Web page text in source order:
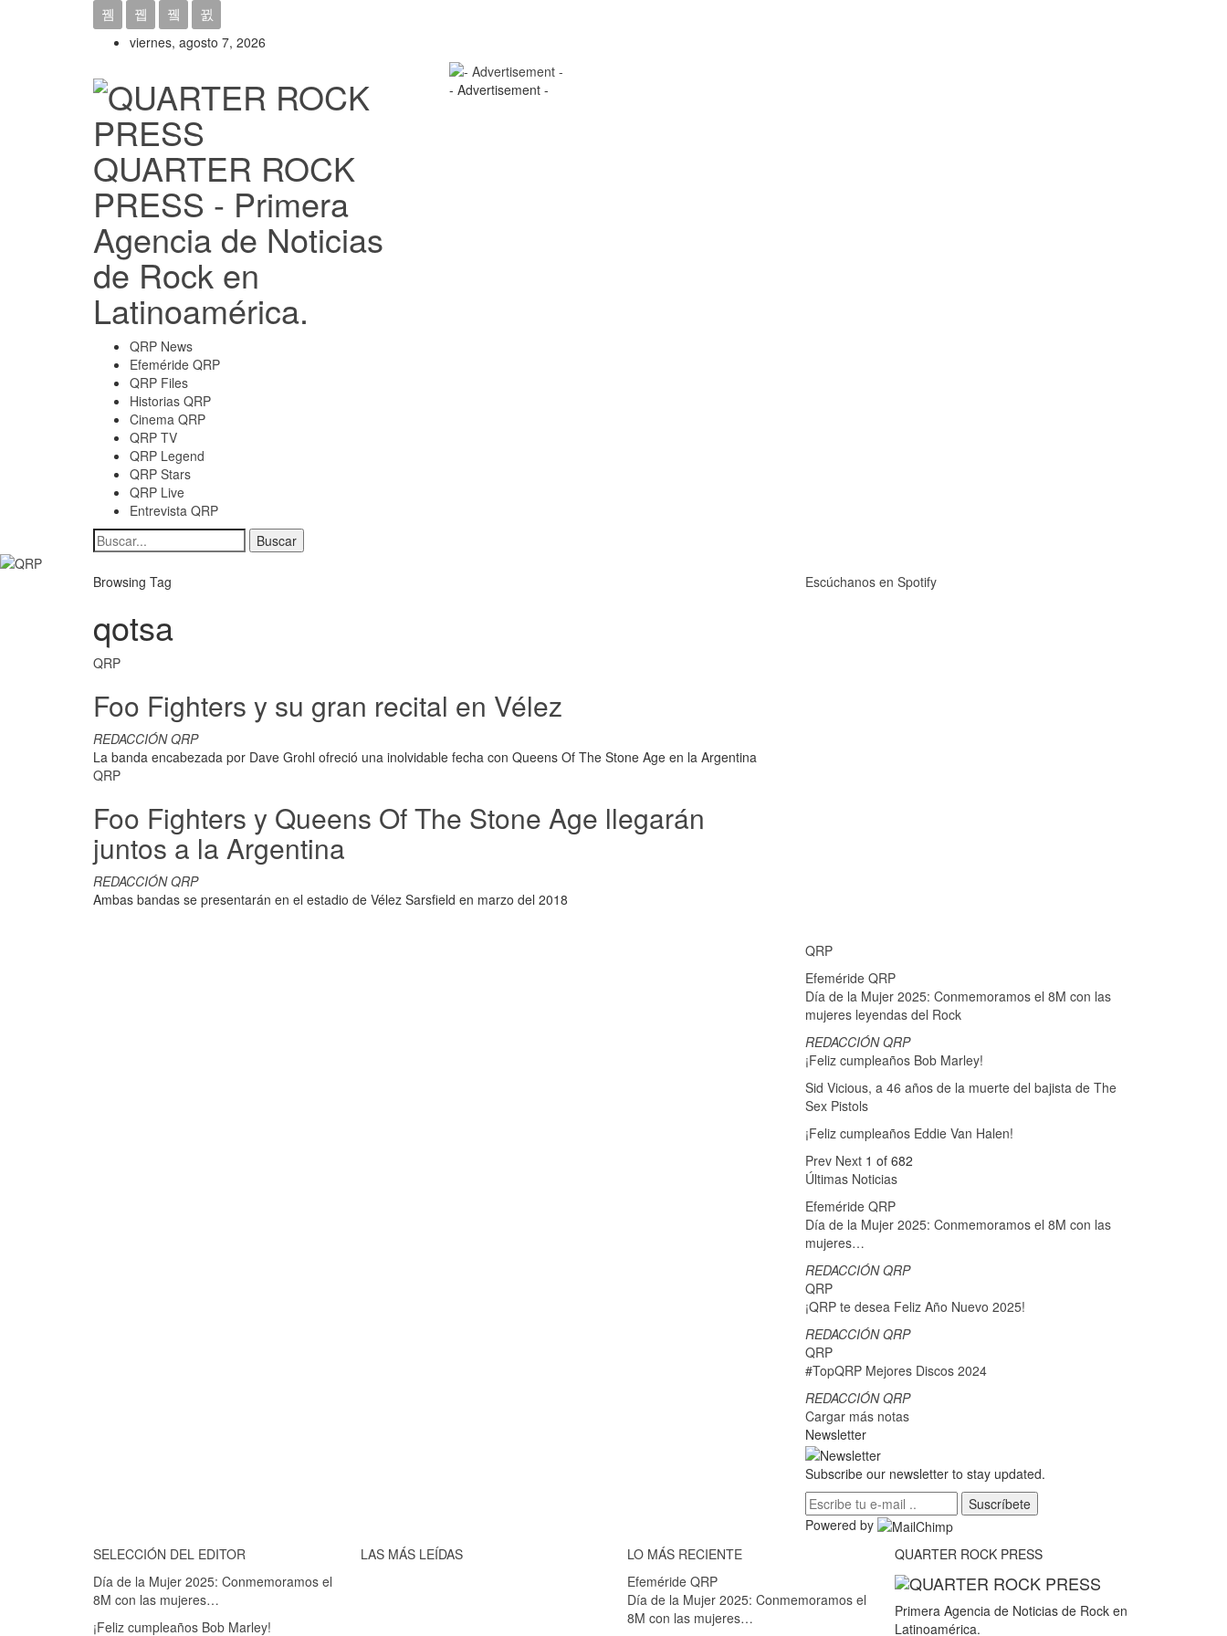
viernes, agosto 7, 2026
QUARTER ROCK
PRESS - Primera
Agencia de Noticias
de Rock en
Latinoamérica.
- Advertisement -
QRP News
Efeméride QRP
QRP Files
Historias QRP
Cinema QRP
QRP TV
QRP Legend
QRP Stars
QRP Live
Entrevista QRP
Browsing Tag
qotsa
QRP
Foo Fighters y su gran recital en Vélez
REDACCIÓN QRP
La banda encabezada por Dave Grohl ofreció una inolvidable fecha con Queens Of The Stone Age en la Argentina
QRP
Foo Fighters y Queens Of The Stone Age llegarán
juntos a la Argentina
REDACCIÓN QRP
Ambas bandas se presentarán en el estadio de Vélez Sarsfield en marzo del 2018
Escúchanos en Spotify
QRP
Efeméride QRP
Día de la Mujer 2025: Conmemoramos el 8M con las
mujeres leyendas del Rock
REDACCIÓN QRP
¡Feliz cumpleaños Bob Marley!
Sid Vicious, a 46 años de la muerte del bajista de The
Sex Pistols
¡Feliz cumpleaños Eddie Van Halen!
Prev Next 1 of 682
Últimas Noticias
Efeméride QRP
Día de la Mujer 2025: Conmemoramos el 8M con las
mujeres…
REDACCIÓN QRP
QRP
¡QRP te desea Feliz Año Nuevo 2025!
REDACCIÓN QRP
QRP
#TopQRP Mejores Discos 2024
REDACCIÓN QRP
Cargar más notas
Newsletter
Subscribe our newsletter to stay updated.
Suscríbete
Powered by
SELECCIÓN DEL EDITOR
Día de la Mujer 2025: Conmemoramos el
8M con las mujeres…
¡Feliz cumpleaños Bob Marley!
LAS MÁS LEÍDAS
LO MÁS RECIENTE
Efeméride QRP
Día de la Mujer 2025: Conmemoramos el
8M con las mujeres…
QUARTER ROCK PRESS
Primera Agencia de Noticias de Rock en
Latinoamérica.